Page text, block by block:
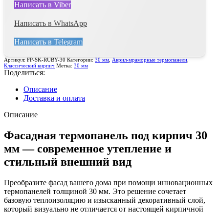
Написать в Viber
Написать в WhatsApp
Написать в Telegram
Артикул: FP-SK-RUBY-30 Категории: 30 мм Акрил-мраморные термопанели
Классический кирпич Метка: 30 мм
Поделиться:
Описание
Доставка и оплата
Описание
Фасадная термопанель под кирпич 30
мм — современное утепление и
стильный внешний вид
Преобразите фасад вашего дома при помощи инновационных
термопанелей толщиной 30 мм. Это решение сочетает
базовую теплоизоляцию и изысканный декоративный слой,
который визуально не отличается от настоящей кирпичной